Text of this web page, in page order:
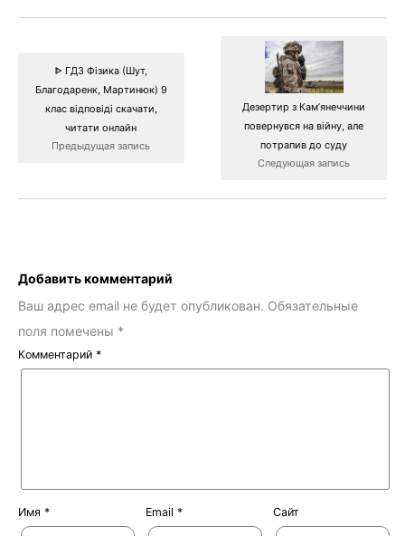
ᐈ ГДЗ Фізика (Шут,
Благодаренк, Мартинюк) 9
клас відповіді скачати,
читати онлайн
Предыдущая запись
Дезертир з Кам’янеччини
повернувся на війну, але
потрапив до суду
Следующая запись
Добавить комментарий
Ваш адрес email не будет опубликован. Обязательные
поля помечены *
Комментарий *
Имя * Email * Сайт